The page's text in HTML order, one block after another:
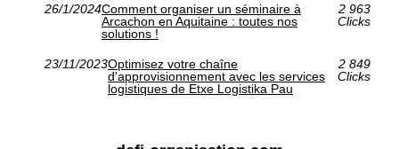
26/1/2024Comment organiser un séminaire à
Arcachon en Aquitaine : toutes nos
solutions !
2 963
Clicks
23/11/2023Optimisez votre chaîne
d'approvisionnement avec les services
logistiques de Etxe Logistika Pau
2 849
Clicks